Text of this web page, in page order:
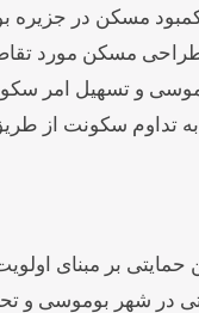
مسکن در جزیره
مسکن مورد
و تسهیل امر
تداوم سکونت از
حمایتی بر مبنای
در شهر بوموسی و